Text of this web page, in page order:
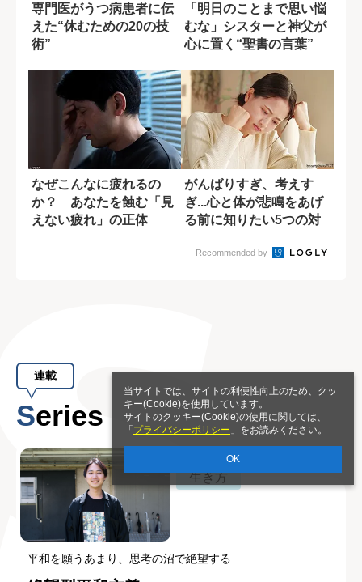
当サイトでは、サイトの利便性向上のため、クッ
キー(Cookie)を使用しています。
サイトのクッキー(Cookie)の使用に関しては、
「 プライバシーポリシー 」をお読みください。
OK
専門医がうつ病患者に伝
えた“休むための20の技
術”
「明日のことまで思い悩
むな」シスターと神父が
心に置く“聖書の言葉”
なぜこんなに疲れるの
か？ あなたを蝕む「見
えない疲れ」の正体
がんばりすぎ、考えす
ぎ...心と体が悲鳴をあげ
る前に知りたい5つの対
Recommended by
連載
Series
生き方
平和を願うあまり、思考の沼で絶望する